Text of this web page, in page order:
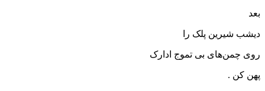
بعد
دیشب شیرین پلک را
روی چمن‌های بی تموج ادارک
پهن کن .